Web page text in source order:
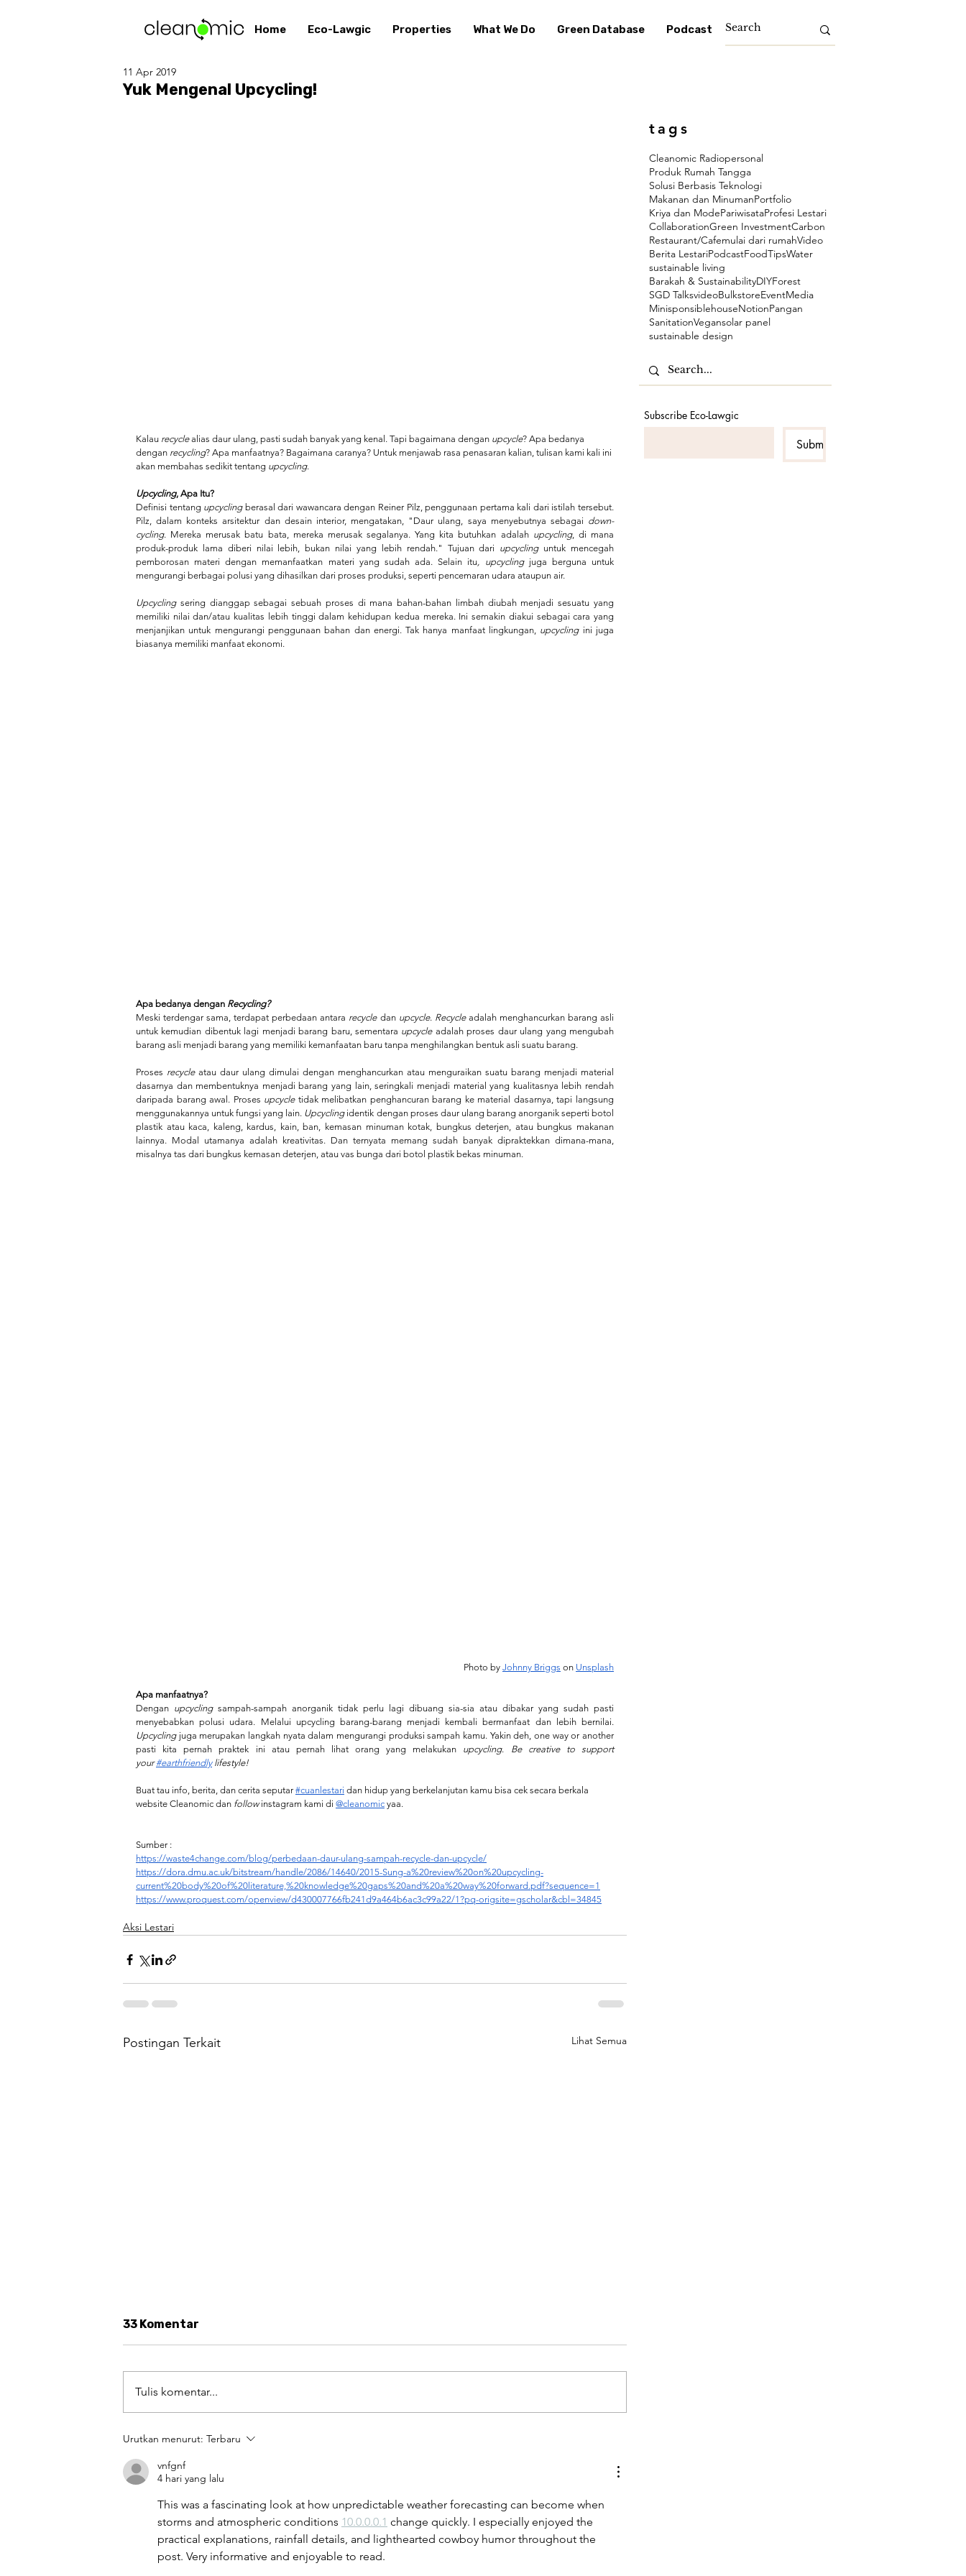
Home Eco-Lawgic Properties What We Do Green Database Podcast
Yuk Mengenal Upcycling!
11 Apr 2019
Kalau recycle alias daur ulang, pasti sudah banyak yang kenal. Tapi bagaimana dengan upcycle? Apa bedanya
dengan recycling? Apa manfaatnya? Bagaimana caranya? Untuk menjawab rasa penasaran kalian, tulisan kami kali ini
akan membahas sedikit tentang upcycling.
Upcycling, Apa Itu?
Definisi tentang upcycling berasal dari wawancara dengan Reiner Pilz, penggunaan pertama kali dari istilah tersebut.
Pilz, dalam konteks arsitektur dan desain interior, mengatakan, "Daur ulang, saya menyebutnya sebagai down-
cycling. Mereka merusak batu bata, mereka merusak segalanya. Yang kita butuhkan adalah upcycling, di mana
produk-produk lama diberi nilai lebih, bukan nilai yang lebih rendah." Tujuan dari upcycling untuk mencegah
pemborosan materi dengan memanfaatkan materi yang sudah ada. Selain itu, upcycling juga berguna untuk
mengurangi berbagai polusi yang dihasilkan dari proses produksi, seperti pencemaran udara ataupun air.
Upcycling sering dianggap sebagai sebuah proses di mana bahan-bahan limbah diubah menjadi sesuatu yang
memiliki nilai dan/atau kualitas lebih tinggi dalam kehidupan kedua mereka. Ini semakin diakui sebagai cara yang
menjanjikan untuk mengurangi penggunaan bahan dan energi. Tak hanya manfaat lingkungan, upcycling ini juga
biasanya memiliki manfaat ekonomi.
Apa bedanya dengan Recycling?
Meski terdengar sama, terdapat perbedaan antara recycle dan upcycle. Recycle adalah menghancurkan barang asli
untuk kemudian dibentuk lagi menjadi barang baru, sementara upcycle adalah proses daur ulang yang mengubah
barang asli menjadi barang yang memiliki kemanfaatan baru tanpa menghilangkan bentuk asli suatu barang.
Proses recycle atau daur ulang dimulai dengan menghancurkan atau menguraikan suatu barang menjadi material
dasarnya dan membentuknya menjadi barang yang lain, seringkali menjadi material yang kualitasnya lebih rendah
daripada barang awal. Proses upcycle tidak melibatkan penghancuran barang ke material dasarnya, tapi langsung
menggunakannya untuk fungsi yang lain. Upcycling identik dengan proses daur ulang barang anorganik seperti botol
plastik atau kaca, kaleng, kardus, kain, ban, kemasan minuman kotak, bungkus deterjen, atau bungkus makanan
lainnya. Modal utamanya adalah kreativitas. Dan ternyata memang sudah banyak dipraktekkan dimana-mana,
misalnya tas dari bungkus kemasan deterjen, atau vas bunga dari botol plastik bekas minuman.
Photo by Johnny Briggs on Unsplash
Apa manfaatnya?
Dengan upcycling sampah-sampah anorganik tidak perlu lagi dibuang sia-sia atau dibakar yang sudah pasti
Upcycling juga merupakan langkah nyata dalam mengurangi produksi sampah kamu. Yakin deh, one way or another
pasti kita pernah praktek ini atau pernah lihat orang yang melakukan upcycling. Be creative to support
your #earthfriendly lifestyle!
Buat tau info, berita, dan cerita seputar #cuanlestari dan hidup yang berkelanjutan kamu bisa cek secara berkala
website Cleanomic dan follow instagram kami di @cleanomic yaa.
Sumber :
https://waste4change.com/blog/perbedaan-daur-ulang-sampah-recycle-dan-upcycle/
https://dora.dmu.ac.uk/bitstream/handle/2086/14640/2015-Sung-a%20review%20on%20upcycling-
current%20body%20of%20literature,%20knowledge%20gaps%20and%20a%20way%20forward.pdf?sequence=1
https://www.proquest.com/openview/d430007766fb241d9a464b6ac3c99a22/1?pq-origsite=gscholar&cbl=34845
Aksi Lestari
Postingan Terkait Lihat Semua
Kekayaan Kuliner sebagai
Warisan yang Patut
Dibanggakan
33 Komentar
Tulis komentar...
Urutkan menurut: Terbaru
vnfgnf
4 hari yang lalu
This was a fascinating look at how unpredictable weather forecasting can become when
storms and atmospheric conditions 10.0.0.0.1 change quickly. I especially enjoyed the
practical explanations, rainfall details, and lighthearted cowboy humor throughout the
post. Very informative and enjoyable to read.
tags
Cleanomic Radiopersonal
Produk Rumah Tangga
Solusi Berbasis Teknologi
Makanan dan MinumanPortfolio
Kriya dan ModePariwisataProfesi Lestari
CollaborationGreen InvestmentCarbon
Restaurant/Cafemulai dari rumahVideo
Berita LestariPodcastFoodTipsWater
sustainable living
Barakah & SustainabilityDIYForest
SGD TalksvideoBulkstoreEventMedia
MinisponsiblehouseNotionPangan
SanitationVegansolar panel
sustainable design
Subscribe Eco-Lawgic
Submit